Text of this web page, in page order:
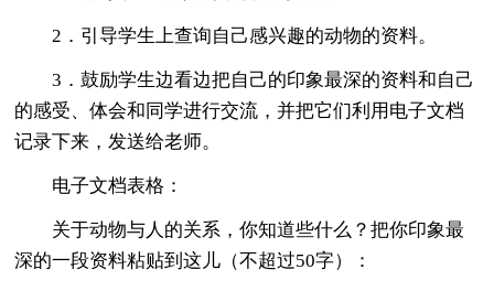
2．引导学生上查询自己感兴趣的动物的资料。
3．鼓励学生边看边把自己的印象最深的资料和自己
的感受、体会和同学进行交流，并把它们利用电子文档
记录下来，发送给老师。
电子文档表格：
关于动物与人的关系，你知道些什么？把你印象最
深的一段资料粘贴到这儿（不超过50字）：